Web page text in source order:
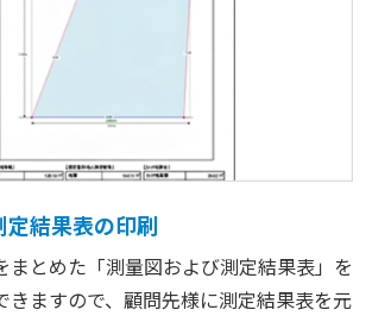
結果表の印刷
まとめた「測量図および測定結果表」を
きますので、顧問先様に測定結果表を元